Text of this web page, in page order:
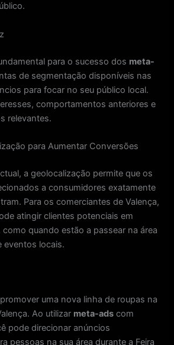
para o sucesso dos meta-
de segmentação disponíveis nas
para focar no seu público local.
comportamentos anteriores e
relevantes.
para Aumentar Conversões
a geolocalização permite que os
a consumidores exatamente
Para os comerciantes de Valença,
atingir clientes potenciais em
quando estão a passear na área
eventos locais.
uma nova linha de roupas na
Ao utilizar meta-ads com
pode direcionar anúncios
pessoas na sua área durante a Feira